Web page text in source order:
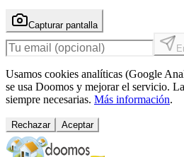
Capturar pantalla
Usamos cookies analíticas (Google
se usa Doomos y mejorar el servicio.
siempre necesarias. Más información.
Rechazar Aceptar